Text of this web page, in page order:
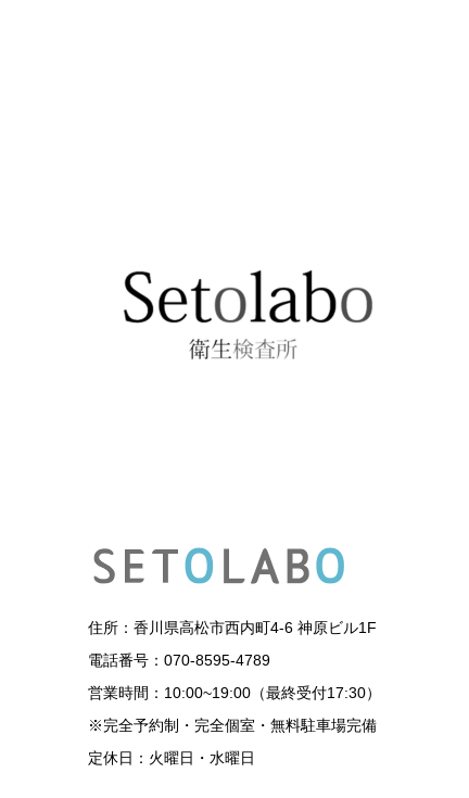
住所：香川県高松市西内町4-6 神原ビル1F
電話番号：070-8595-4789
営業時間：10:00~19:00（最終受付17:30）
※完全予約制・完全個室・無料駐車場完備
定休日：火曜日・水曜日